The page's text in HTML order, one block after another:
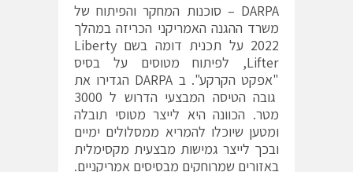
DARPA – סוכנות המחקר והפיתוח של
משרד ההגנה האמריקני הכריזה במהלך
2022 על תכנית דומה בשם Liberty
Lifter, לפיתוח מטוסים על בסיס
"אפקט הקרקע". ב DARPA הגדירו את
גובה הטיסה המבצעי הדרוש ל 3000
מטר. הכוונה היא לייצר מטוסי תובלה
ומטען שיוכלו להמריא ממסלולים ימיים
ובכך לייצר גמישות מבצעית מקסימלית
באזורים שמרוחקים מבסיסים אמריקניים.